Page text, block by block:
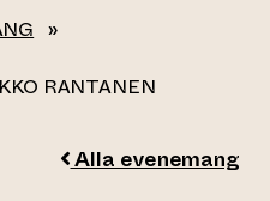
»
RANTANEN
Alla evenemang